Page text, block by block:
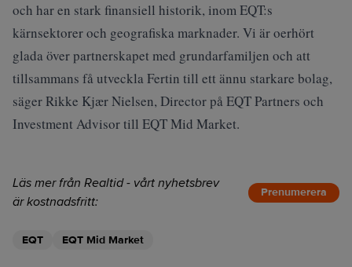
och har en stark finansiell historik, inom EQT:s
kärnsektorer och geografiska marknader. Vi är oerhört
glada över partnerskapet med grundarfamiljen och att
tillsammans få utveckla Fertin till ett ännu starkare bolag,
säger Rikke Kjær Nielsen, Director på EQT Partners och
Investment Advisor till EQT Mid Market.
Läs mer från Realtid - vårt nyhetsbrev
är kostnadsfritt:
Prenumerera
EQT EQT Mid Market